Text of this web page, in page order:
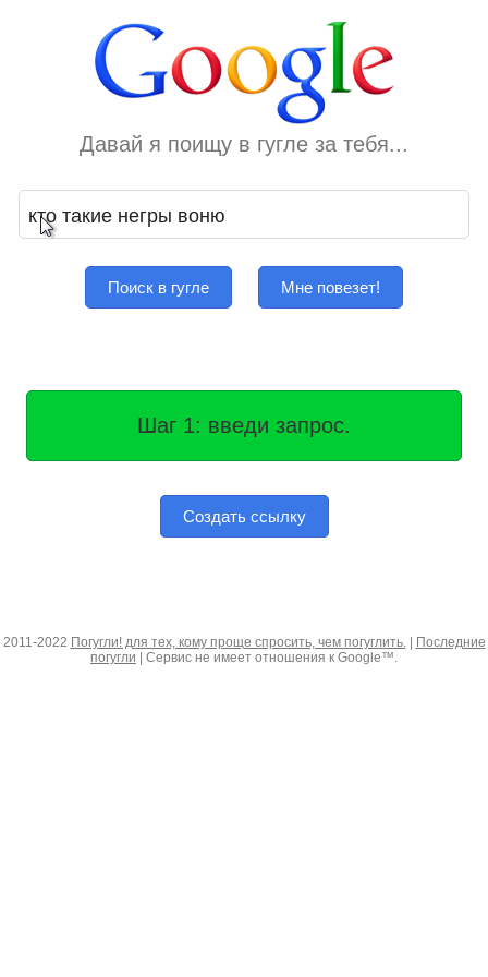
Давай я поищу в гугле за тебя...
Поиск в гугле Мне повезет!
Шаг 1: введи запрос.
Создать ссылку
2011-2022 Погугли! для тех, кому проще спросить, чем погуглить.|
Последние
погугли | Сервис не имеет отношения к Google™.